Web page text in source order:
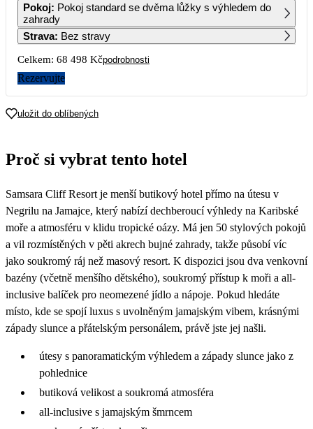
5 6 7 8 9 10 11
12 13 14
19 20 21 22 23 24 25
Pokoj: Pokoj standard se dvěma lůžky s výhledem do
zahrady
Strava: Bez stravy
Celkem: 68 498 Kčpodrobnosti
Rezervujte
uložit do oblíbených
Proč si vybrat tento hotel
Samsara Cliff Resort je menší butikový hotel přímo na útesu v
Negrilu na Jamajce, který nabízí dechberoucí výhledy na Karibské
moře a atmosféru v klidu tropické oázy. Má jen 50 stylových pokojů
a vil rozmístěných v pěti akrech bujné zahrady, takže působí víc
jako soukromý ráj než masový resort. K dispozici jsou dva venkovní
bazény (včetně menšího dětského), soukromý přístup k moři a all-
inclusive balíček pro neomezené jídlo a nápoje. Pokud hledáte
místo, kde se spojí luxus s uvolněným jamajským vibem, krásnými
západy slunce a přátelským personálem, právě jste jej našli.
útesy s panoramatickým výhledem a západy slunce jako z
pohlednice
butiková velikost a soukromá atmosféra
all-inclusive s jamajským šmrncem